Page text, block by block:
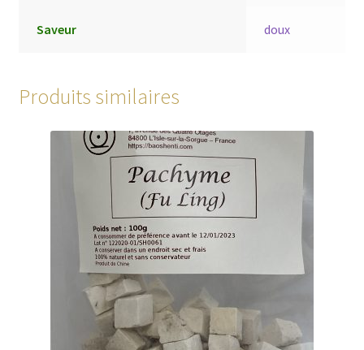
Saveur doux
Produits similaires